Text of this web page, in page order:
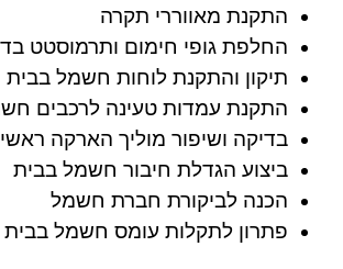
התקנת מאווררי תקרה
החלפת גופי חימום ותרמוסטט
תיקון והתקנת לוחות חשמל בבית
התקנת עמדות טעינה לרכבים
בדיקה ושיפור מוליך הארקה
ביצוע הגדלת חיבור חשמל בבית
הכנה לביקורת חברת חשמל
פתרון לתקלות עומס חשמל בבית